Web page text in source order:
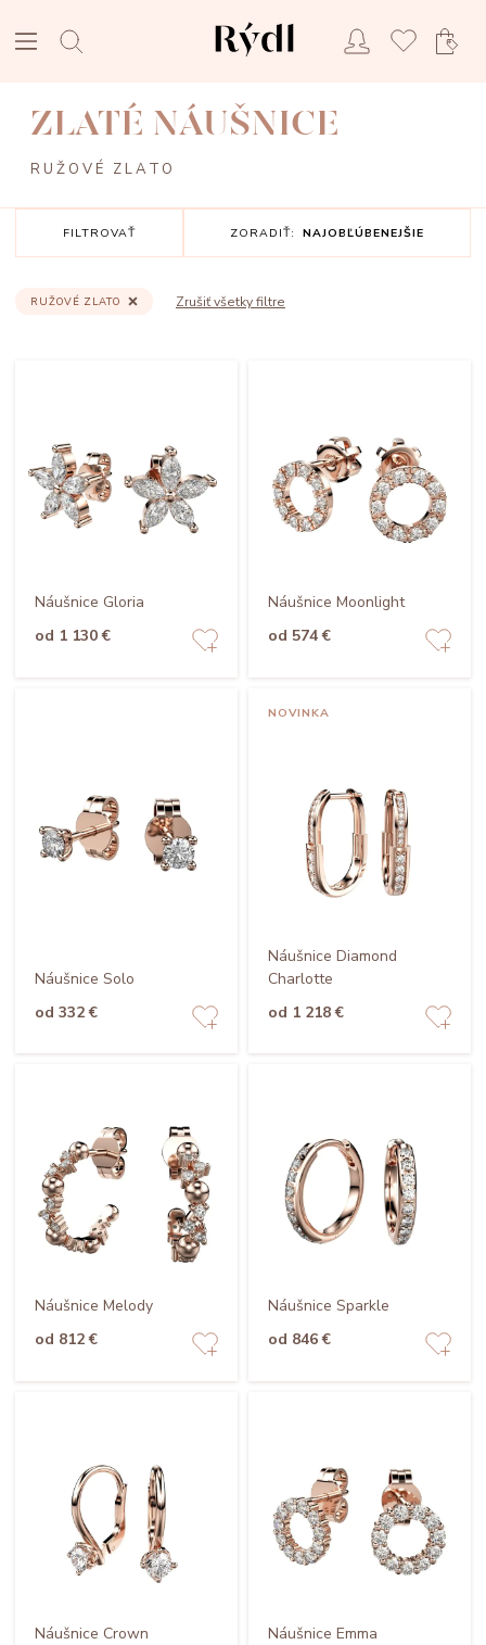
ZLATÉ NÁUŠNICE
RUŽOVÉ ZLATO
FILTROVAŤ ZORADIŤ: NAJOBĽÚBENEJŠIE
Zrušiť všetky filtre
RUŽOVÉ ZLATO
Náušnice Gloria
od 1 130 €
Náušnice Moonlight
od 574 €
Náušnice Solo
od 332 €
NOVINKA
Náušnice Diamond
Charlotte
od 1 218 €
Náušnice Melody
od 812 €
Náušnice Sparkle
od 846 €
Náušnice Crown
Náušnice Emma